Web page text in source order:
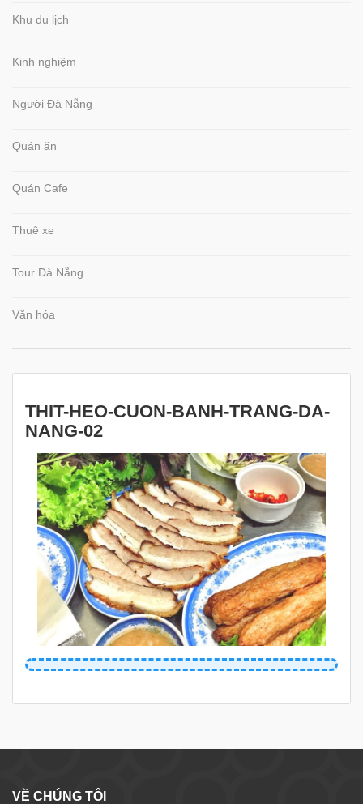
Khu du lịch
Kinh nghiệm
Người Đà Nẵng
Quán ăn
Quán Cafe
Thuê xe
Tour Đà Nẵng
Văn hóa
THIT-HEO-CUON-BANH-TRANG-DA-
NANG-02
VỀ CHÚNG TÔI